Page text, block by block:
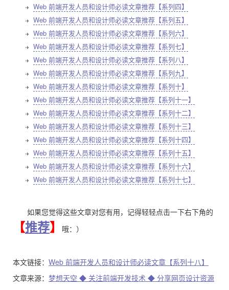
Web 前端开发人员和设计师必读文章推荐【系列四】
Web 前端开发人员和设计师必读文章推荐【系列五】
Web 前端开发人员和设计师必读文章推荐【系列六】
Web 前端开发人员和设计师必读文章推荐【系列七】
Web 前端开发人员和设计师必读文章推荐【系列八】
Web 前端开发人员和设计师必读文章推荐【系列九】
Web 前端开发人员和设计师必读文章推荐【系列十】
Web 前端开发人员和设计师必读文章推荐【系列十一】
Web 前端开发人员和设计师必读文章推荐【系列十二】
Web 前端开发人员和设计师必读文章推荐【系列十三】
Web 前端开发人员和设计师必读文章推荐【系列十四】
Web 前端开发人员和设计师必读文章推荐【系列十五】
Web 前端开发人员和设计师必读文章推荐【系列十六】
Web 前端开发人员和设计师必读文章推荐【系列十七】
如果您觉得这些文章对您有用，记得轻轻点击一下右下角的
【推荐】 哦：）
本文链接： Web 前端开发人员和设计师必读文章【系列十八】
文章来源： 梦想天空 ◆ 关注前端开发技术 ◆ 分享网页设计资源